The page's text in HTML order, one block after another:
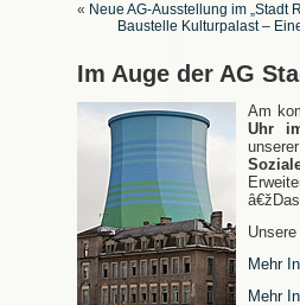
« Neue AG-Ausstellung im „Stadt
Baustelle Kulturpalast –
Im Auge der AG
Am
Uhr
Mehr
Mehr